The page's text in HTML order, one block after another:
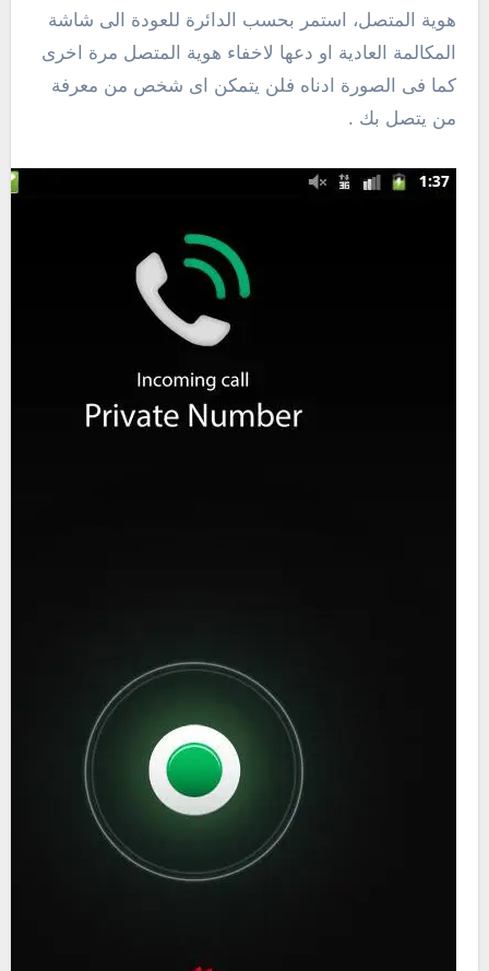
هوية المتصل، استمر بحسب الدائرة للعودة الى شاشة
المكالمة العادية او دعها لاخفاء هوية المتصل مرة اخرى
كما فى الصورة ادناه فلن يتمكن اى شخص من معرفة
من يتصل بك .